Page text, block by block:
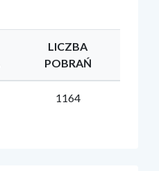
LICZBA
POBRAŃ
1164